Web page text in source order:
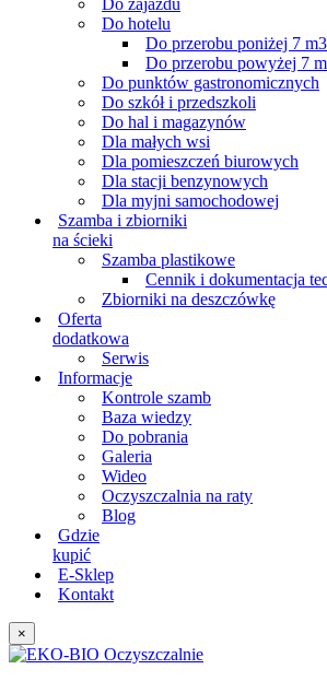
Do zajazdu
Do hotelu
Do przerobu poniżej 7
Do przerobu powyżej 7
Do punktów gastronomicznych
Do szkół i przedszkoli
Do hal i magazynów
Dla małych wsi
Dla pomieszczeń biurowych
Dla stacji benzynowych
Dla myjni samochodowej
Szamba i zbiorniki
na ścieki
Szamba plastikowe
Cennik i dokumentacja
Zbiorniki na deszczówkę
Oferta
dodatkowa
Serwis
Informacje
Kontrole szamb
Baza wiedzy
Do pobrania
Galeria
Wideo
Oczyszczalnia na raty
Blog
Gdzie
kupić
E-Sklep
Kontakt
×